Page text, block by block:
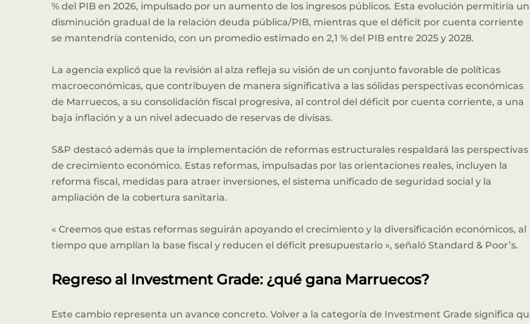
% del PIB en 2026, impulsado por un aumento de los ingresos públicos. Esta evolución permitiría
disminución gradual de la relación deuda pública/PIB, mientras que el déficit por cuenta corriente
se mantendría contenido, con un promedio estimado en 2,1 % del PIB entre 2025 y 2028.
La agencia explicó que la revisión al alza refleja su visión de un conjunto favorable de políticas
macroeconómicas, que contribuyen de manera significativa a las sólidas perspectivas económicas
de Marruecos, a su consolidación fiscal progresiva, al control del déficit por cuenta corriente, a una
baja inflación y a un nivel adecuado de reservas de divisas.
S&P destacó además que la implementación de reformas estructurales respaldará las perspectivas
de crecimiento económico. Estas reformas, impulsadas por las orientaciones reales, incluyen la
reforma fiscal, medidas para atraer inversiones, el sistema unificado de seguridad social y la
ampliación de la cobertura sanitaria.
« Creemos que estas reformas seguirán apoyando el crecimiento y la diversificación económicos, al
tiempo que amplían la base fiscal y reducen el déficit presupuestario », señaló Standard & Poor’s.
Regreso al Investment Grade: ¿qué gana Marruecos?
Este cambio representa un avance concreto. Volver a la categoría de Investment Grade significa
Socios clave de la innovación en África.
Hacerse Patrocinador